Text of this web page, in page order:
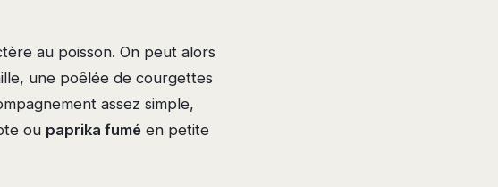
au poisson. On peut alors
une poêlée de courgettes
assez simple,
ou paprika fumé en petite